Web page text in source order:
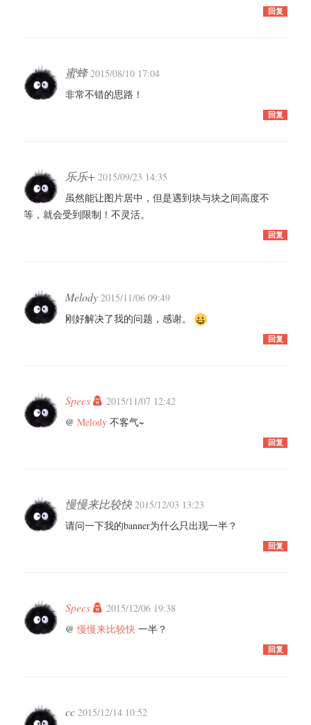
回复
蜜蜂2015/08/10 17:04
非常不错的思路！
回复
乐乐+ 2015/09/23 14:35
虽然能让图片居中，但是遇到块与块之间高度不
等，就会受到限制！不灵活。
回复
Melody 2015/11/06 09:49
刚好解决了我的问题，感谢。
回复
Specs
2015/11/07 12:42
@ Melody 不客气~
回复
慢慢来比较快2015/12/03 13:23
请问一下我的banner为什么只出现一半？
回复
Specs
2015/12/06 19:38
@ 慢慢来比较快 一半？
回复
cc 2015/12/14 10:52